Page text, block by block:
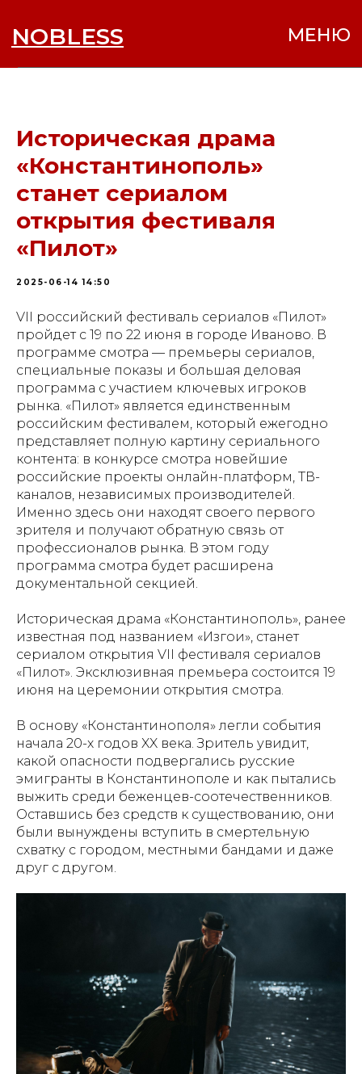
NOBLESS
Историческая драма
«Константинополь»
станет сериалом
открытия фестиваля
«Пилот»
2025-06-14 14:50
VII российский фестиваль сериалов «Пилот»
пройдет с 19 по 22 июня в городе Иваново. В
программе смотра — премьеры сериалов,
специальные показы и большая деловая
программа с участием ключевых игроков
рынка. «Пилот» является единственным
российским фестивалем, который ежегодно
представляет полную картину сериального
контента: в конкурсе смотра новейшие
российские проекты онлайн-платформ, ТВ-
каналов, независимых производителей.
Именно здесь они находят своего первого
зрителя и получают обратную связь от
профессионалов рынка. В этом году
программа смотра будет расширена
документальной секцией.
Историческая драма «Константинополь», ранее
известная под названием «Изгои», станет
сериалом открытия VII фестиваля сериалов
«Пилот». Эксклюзивная премьера состоится 19
июня на церемонии открытия смотра.
В основу «Константинополя» легли события
начала 20-х годов XX века. Зритель увидит,
какой опасности подвергались русские
эмигранты в Константинополе и как пытались
выжить среди беженцев-соотечественников.
Оставшись без средств к существованию, они
были вынуждены вступить в смертельную
схватку с городом, местными бандами и даже
друг с другом.